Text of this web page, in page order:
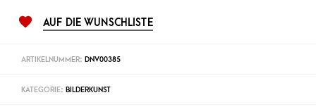
AUF DIE WUNSCHLISTE
ARTIKELNUMMER: DNV00385
KATEGORIE: BILDERKUNST